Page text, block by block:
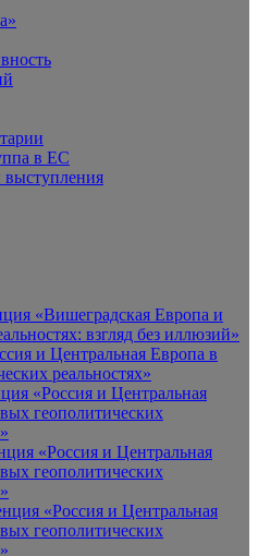
в ЕС
выступления
«Вишеградская Европа и
взгляд без иллюзий»
и Центральная Европа в
реальностях»
«Россия и Центральная
геополитических
«Россия и Центральная
геополитических
«Россия и Центральная
геополитических